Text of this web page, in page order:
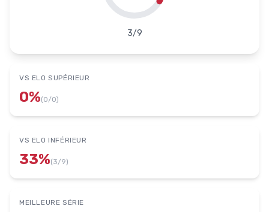
3/9
VS ELO SUPÉRIEUR
0%(0/0)
VS ELO INFÉRIEUR
33%(3/9)
MEILLEURE SÉRIE